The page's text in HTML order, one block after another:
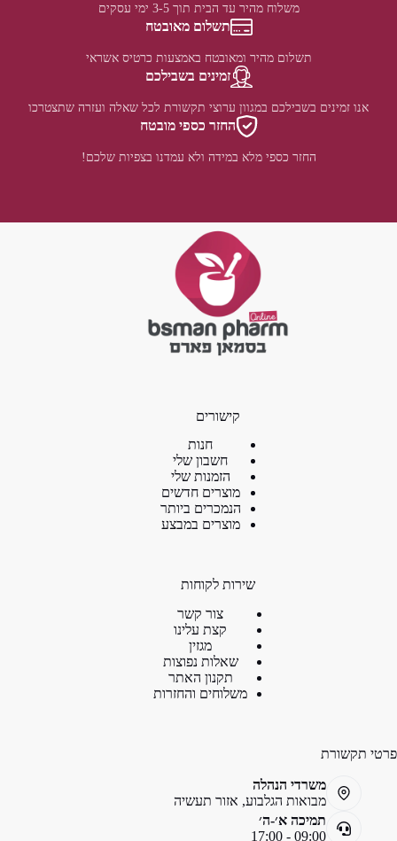
משלוח מהיר עד הבית תוך 3-5 ימי עסקים
תשלום מאובטח
תשלום מהיר ומאובטח באמצעות כרטיס אשראי
זמינים בשבילכם
אנו זמינים בשבילכם במגוון ערוצי תקשורת לכל שאלה ועזרה שתצטרכו
החזר כספי מובטח
החזר כספי מלא במידה ולא עמדנו בצפיות שלכם!
קישורים
חנות
חשבון שלי
הזמנות שלי
מוצרים חדשים
הנמכרים ביותר
מוצרים במבצע
שירות לקוחות
צור קשר
קצת עלינו
מגזין
שאלות נפוצות
תקנון האתר
משלוחים והחזרות
פרטי תקשורת
משרדי הנהלה
מבואות הגלבוע, אזור תעשיה
תמיכה א׳-ה׳
09:00 - 17:00